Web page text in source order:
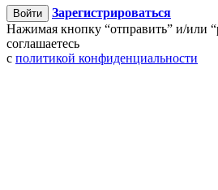
Войти
Зарегистрироваться
Нажимая кнопку “отправить” и/или
соглашаетесь
c политикой конфиденциальности